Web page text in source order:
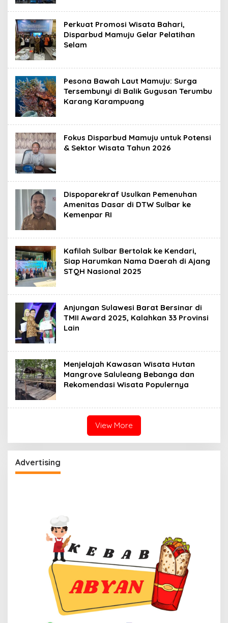
Perkuat Promosi Wisata Bahari,
Disparbud Mamuju Gelar Pelatihan
Selam
Pesona Bawah Laut Mamuju: Surga
Tersembunyi di Balik Gugusan Terumbu
Karang Karampuang
Fokus Disparbud Mamuju untuk Potensi
& Sektor Wisata Tahun 2026
Dispoparekraf Usulkan Pemenuhan
Amenitas Dasar di DTW Sulbar ke
Kemenpar RI
Kafilah Sulbar Bertolak ke Kendari,
Siap Harumkan Nama Daerah di Ajang
STQH Nasional 2025
Anjungan Sulawesi Barat Bersinar di
TMII Award 2025, Kalahkan 33 Provinsi
Lain
Menjelajah Kawasan Wisata Hutan
Mangrove Saluleang Bebanga dan
Rekomendasi Wisata Populernya
View More
Advertising